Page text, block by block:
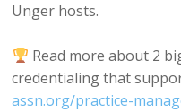
Unger hosts.
Read more about 2
credentialing that
assn.org/practice-